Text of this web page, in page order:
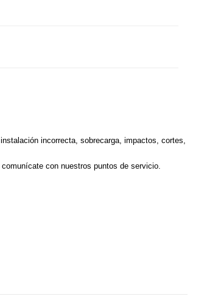
incorrecta, sobrecarga, impactos, cortes,
con nuestros puntos de servicio.